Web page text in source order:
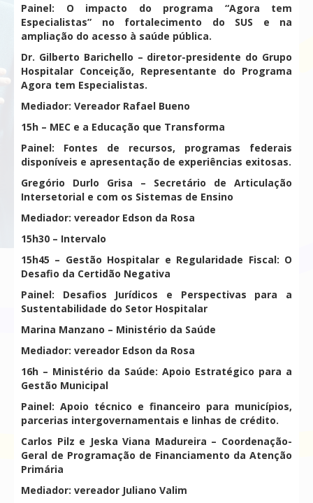
Painel: O impacto do programa “Agora tem
Especialistas” no fortalecimento do SUS e na
ampliação do acesso à saúde pública.
Dr. Gilberto Barichello – diretor-presidente do Grupo
Hospitalar Conceição, Representante do Programa
Agora tem Especialistas.
Mediador: Vereador Rafael Bueno
15h – MEC e a Educação que Transforma
Painel: Fontes de recursos, programas federais
disponíveis e apresentação de experiências exitosas.
Gregório Durlo Grisa – Secretário de Articulação
Intersetorial e com os Sistemas de Ensino
Mediador: vereador Edson da Rosa
15h30 – Intervalo
15h45 – Gestão Hospitalar e Regularidade Fiscal: O
Desafio da Certidão Negativa
Painel: Desafios Jurídicos e Perspectivas para a
Sustentabilidade do Setor Hospitalar
Marina Manzano – Ministério da Saúde
Mediador: vereador Edson da Rosa
16h – Ministério da Saúde: Apoio Estratégico para a
Gestão Municipal
Painel: Apoio técnico e financeiro para municípios,
parcerias intergovernamentais e linhas de crédito.
Carlos Pilz e Jeska Viana Madureira – Coordenação-
Geral de Programação de Financiamento da Atenção
Primária
Mediador: vereador Juliano Valim